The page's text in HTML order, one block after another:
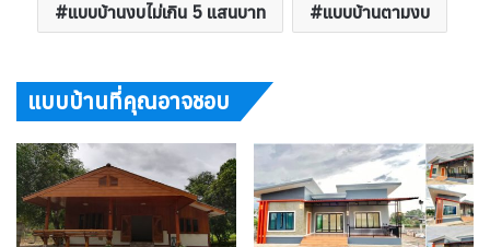
แบบบ้านงบไม่เกิน 5 แสนบาท แบบบ้านตามงบ
แบบบ้านที่คุณอาจชอบ